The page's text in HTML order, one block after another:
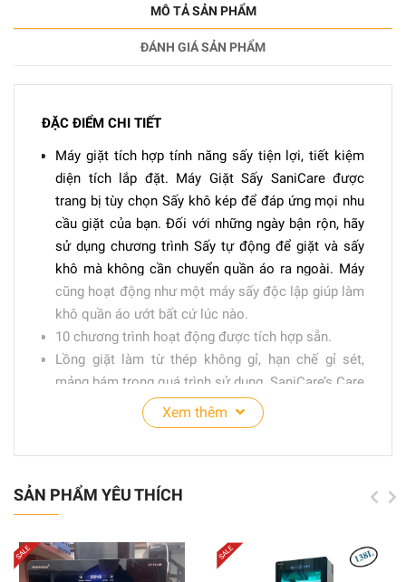
MÔ TẢ SẢN PHẨM
ĐÁNH GIÁ SẢN PHẨM
ĐẶC ĐIỂM CHI TIẾT
Máy giặt tích hợp tính năng sấy tiện lợi, tiết kiệm
diện tích lắp đặt. Máy Giặt Sấy SaniCare được
trang bị tùy chọn Sấy khô kép để đáp ứng mọi nhu
cầu giặt của bạn. Đối với những ngày bận rộn, hãy
sử dụng chương trình Sấy tự động để giặt và sấy
khô mà không cần chuyển quần áo ra ngoài. Máy
cũng hoạt động như một máy sấy độc lập giúp làm
khô quần áo ướt bất cứ lúc nào.
10 chương trình hoạt động được tích hợp sẵn.
Lồng giặt làm từ thép không gỉ, hạn chế gỉ sét,
mảng bám trong quá trình sử dụng. SaniCare’s Care
Lifter và thiết kế lồng giặt cải tiến giúp giảm thiểu
ma sát giữa quần áo khi giặt và sấy, ngăn ngừa hao
hiệu suất tiêu thị điện chỉ 10.4 Wh/kg.
Chương trình Sanitize Wash loại bỏ vi khuẩn, ngăn
ngừa dị ứng.
Khử trùng lồng giặt ở 90°C ngăn chặn sự phát triển
Xem thêm
SẢN PHẨM YÊU THÍCH